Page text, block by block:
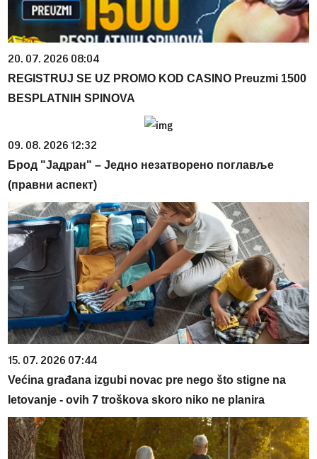
20. 07. 2026 08:04
REGISTRUJ SE UZ PROMO KOD CASINO Preuzmi 1500
BESPLATNIH SPINOVA
09. 08. 2026 12:32
Брод "Јадран" – Једно незатворено поглавље
(правни аспект)
15. 07. 2026 07:44
Većina građana izgubi novac pre nego što stigne na
letovanje - ovih 7 troškova skoro niko ne planira